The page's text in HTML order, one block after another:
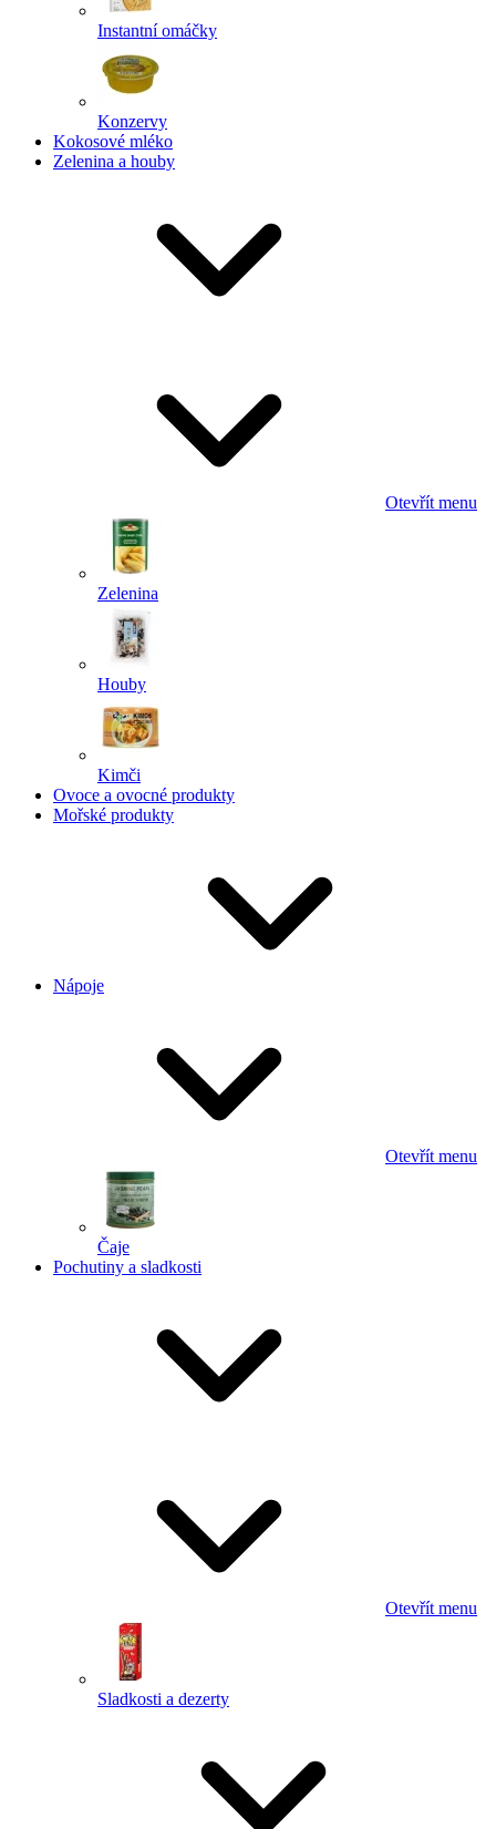
Instantní omáčky
Konzervy
Kokosové mléko
Zelenina a houby
Otevřít menu
Zelenina
Houby
Kimči
Ovoce a ovocné produkty
Mořské produkty
Nápoje
Otevřít menu
Čaje
Pochutiny a sladkosti
Otevřít menu
Sladkosti a dezerty